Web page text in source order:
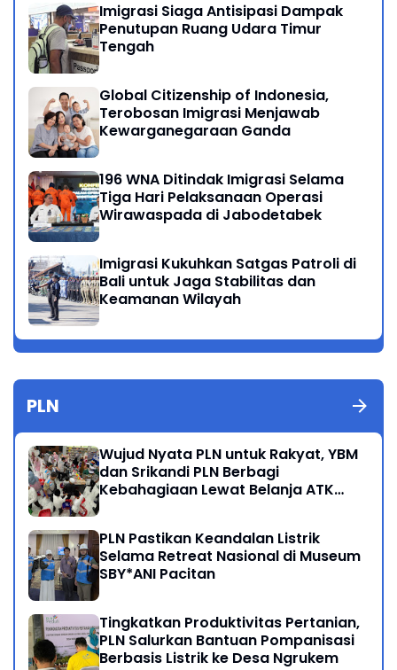
Imigrasi Siaga Antisipasi Dampak
Penutupan Ruang Udara Timur
Tengah
Global Citizenship of Indonesia,
Terobosan Imigrasi Menjawab
Kewarganegaraan Ganda
196 WNA Ditindak Imigrasi Selama
Tiga Hari Pelaksanaan Operasi
Wirawaspada di Jabodetabek
Imigrasi Kukuhkan Satgas Patroli di
Bali untuk Jaga Stabilitas dan
Keamanan Wilayah
PLN
Wujud Nyata PLN untuk Rakyat, YBM
dan Srikandi PLN Berbagi
Kebahagiaan Lewat Belanja ATK
PLN Pastikan Keandalan Listrik
Selama Retreat Nasional di Museum
SBY*ANI Pacitan
Tingkatkan Produktivitas Pertanian,
PLN Salurkan Bantuan Pompanisasi
Berbasis Listrik ke Desa Ngrukem